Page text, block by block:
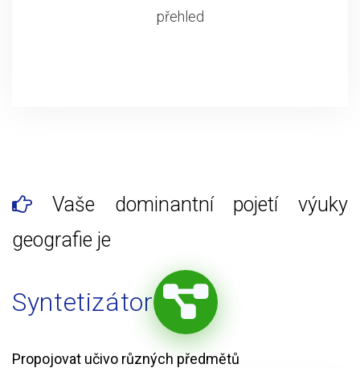
přehled
Vaše dominantní pojetí výuky
geografie je
Syntetizátor
Propojovat učivo různých předmětů